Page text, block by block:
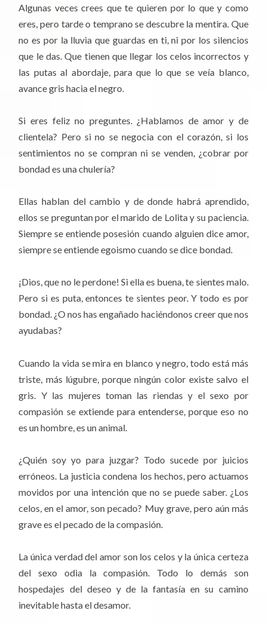
Algunas veces crees que te quieren por lo que y como
eres, pero tarde o temprano se descubre la mentira. Que
no es por la lluvia que guardas en ti, ni por los silencios
que le das. Que tienen que llegar los celos incorrectos y
las putas al abordaje, para que lo que se veía blanco,
avance gris hacia el negro.
Si eres feliz no preguntes. ¿Hablamos de amor y de
clientela? Pero si no se negocia con el corazón, si los
sentimientos no se compran ni se venden, ¿cobrar por
bondad es una chulería?
Ellas hablan del cambio y de donde habrá aprendido,
ellos se preguntan por el marido de Lolita y su paciencia.
Siempre se entiende posesión cuando alguien dice amor,
siempre se entiende egoismo cuando se dice bondad.
¡Dios, que no le perdone! Si ella es buena, te sientes malo.
Pero si es puta, entonces te sientes peor. Y todo es por
bondad. ¿O nos has engañado haciéndonos creer que nos
ayudabas?
Cuando la vida se mira en blanco y negro, todo está más
triste, más lúgubre, porque ningún color existe salvo el
gris. Y las mujeres toman las riendas y el sexo por
compasión se extiende para entenderse, porque eso no
es un hombre, es un animal.
¿Quién soy yo para juzgar? Todo sucede por juicios
erróneos. La justicia condena los hechos, pero actuamos
movidos por una intención que no se puede saber. ¿Los
celos, en el amor, son pecado? Muy grave, pero aún más
grave es el pecado de la compasión.
La única verdad del amor son los celos y la única certeza
del sexo odia la compasión. Todo lo demás son
hospedajes del deseo y de la fantasía en su camino
inevitable hasta el desamor.